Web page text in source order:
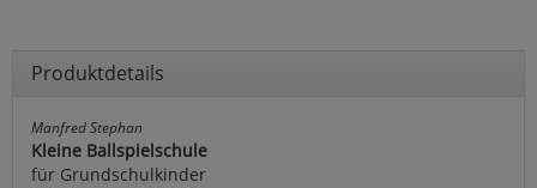
Produktdetails
Manfred Stephan
Kleine Ballspielschule
für Grundschulkinder